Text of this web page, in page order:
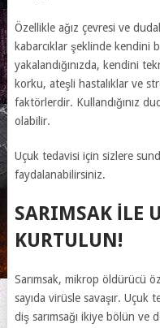
Özellikle ağız çevresi ve
kabarcıklar şeklinde kendini
yakalandığınızda, kendini
korku, ateşli hastalıklar ve
faktörlerdir. Kullandığınız
olabilir.
Uçuk tedavisi için sizlere
faydalanabilirsiniz.
SARIMSAK ILE
KURTULUN!
Sarımsak, mikrop öldürücü
sayıda virüsle savaşır.
diş sarımsağı ikiye bölün